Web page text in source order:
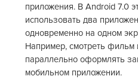
приложения. В Android 7.0
использовать два
одновременно на одном
Например, смотреть фильм
параллельно оформлять
мобильном приложении.